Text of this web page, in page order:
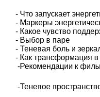
- Что запускает
- Маркеры
- Какое чувство
- Выбор в паре
- Теневая боль и
- Как трансформация в
-Рекомендации к
-Теневое